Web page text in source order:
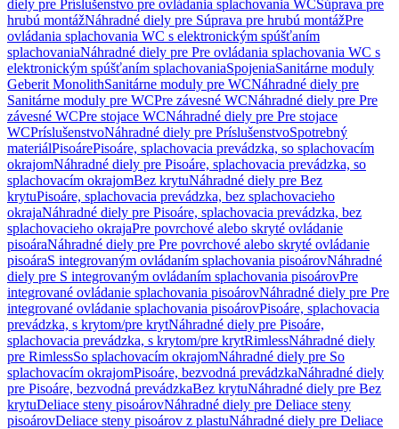
diely pre Príslušenstvo pre ovládania splachovania WCSúprava pre
hrubú montážNáhradné diely pre Súprava pre hrubú montážPre
ovládania splachovania WC s elektronickým spúšťaním
splachovaniaNáhradné diely pre Pre ovládania splachovania WC s
elektronickým spúšťaním splachovaniaSpojeniaSanitárne moduly
Geberit MonolithSanitárne moduly pre WCNáhradné diely pre
Sanitárne moduly pre WCPre závesné WCNáhradné diely pre Pre
závesné WCPre stojace WCNáhradné diely pre Pre stojace
WCPríslušenstvoNáhradné diely pre PríslušenstvoSpotrebný
materiálPisoárePisoáre, splachovacia prevádzka, so splachovacím
okrajomNáhradné diely pre Pisoáre, splachovacia prevádzka, so
splachovacím okrajomBez krytuNáhradné diely pre Bez
krytuPisoáre, splachovacia prevádzka, bez splachovacieho
okrajaNáhradné diely pre Pisoáre, splachovacia prevádzka, bez
splachovacieho okrajaPre povrchové alebo skryté ovládanie
pisoáraNáhradné diely pre Pre povrchové alebo skryté ovládanie
pisoáraS integrovaným ovládaním splachovania pisoárovNáhradné
diely pre S integrovaným ovládaním splachovania pisoárovPre
integrované ovládanie splachovania pisoárovNáhradné diely pre Pre
integrované ovládanie splachovania pisoárovPisoáre, splachovacia
prevádzka, s krytom/pre krytNáhradné diely pre Pisoáre,
splachovacia prevádzka, s krytom/pre krytRimlessNáhradné diely
pre RimlessSo splachovacím okrajomNáhradné diely pre So
splachovacím okrajomPisoáre, bezvodná prevádzkaNáhradné diely
pre Pisoáre, bezvodná prevádzkaBez krytuNáhradné diely pre Bez
krytuDeliace steny pisoárovNáhradné diely pre Deliace steny
pisoárovDeliace steny pisoárov z plastuNáhradné diely pre Deliace